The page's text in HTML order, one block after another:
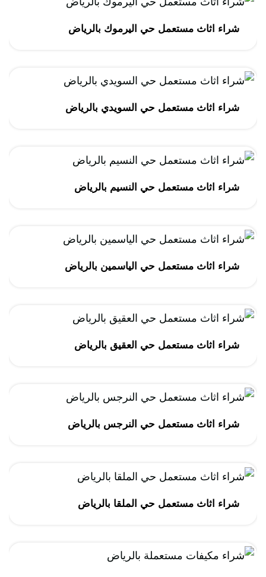
شراء اثاث مستعمل حي اليرموك بالرياض
شراء اثاث مستعمل حي السويدي بالرياض
شراء اثاث مستعمل حي النسيم بالرياض
شراء اثاث مستعمل حي الياسمين بالرياض
شراء اثاث مستعمل حي العقيق بالرياض
شراء اثاث مستعمل حي النرجس بالرياض
شراء اثاث مستعمل حي الملقا بالرياض